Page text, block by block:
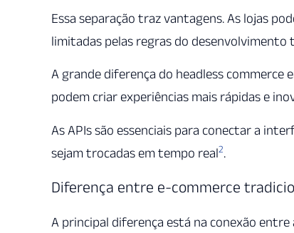
Essa separação traz vantagens. As lojas
limitadas pelas regras do desenvolvimento
A grande diferença do headless commerce
podem criar experiências mais rápidas e
As APIs são essenciais para conectar a
sejam trocadas em tempo real2.
Diferença entre e-commerce
A principal diferença está na conexão entre